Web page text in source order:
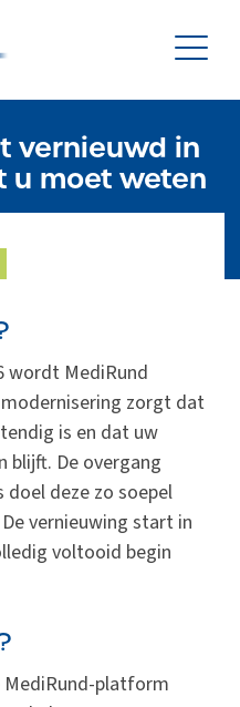
NL
vernieuwd in
u moet weten
wordt MediRund
zorgt dat
is en dat uw
blijft. De overgang
deze zo soepel
vernieuwing start in
voltooid begin
platform